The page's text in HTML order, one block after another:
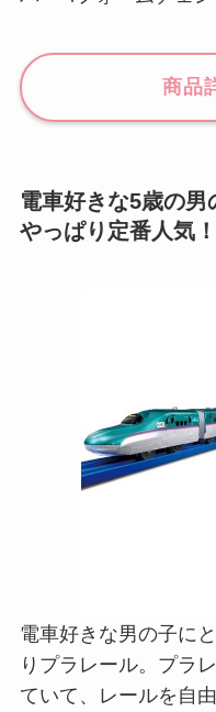
商品
電車好きな5歳の
やっぱり定番人気！
電車好きな男の子に
りプラレール。プラ
ていて、レールを自